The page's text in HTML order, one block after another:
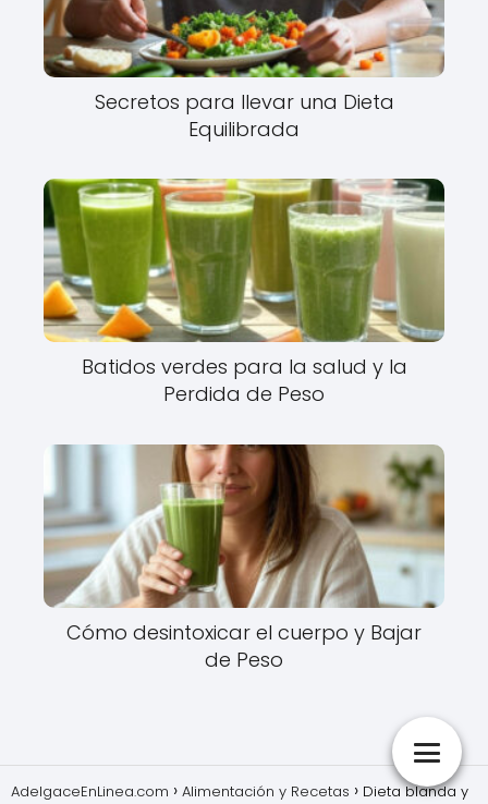
Secretos para llevar una Dieta
Equilibrada
Batidos verdes para la salud y la
Perdida de Peso
Cómo desintoxicar el cuerpo y Bajar
de Peso
AdelgaceEnLinea.com Alimentación y Recetas Dieta blanda y